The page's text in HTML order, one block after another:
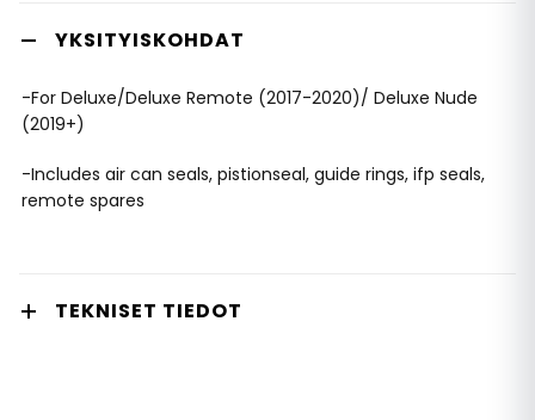
YKSITYISKOHDAT
-For Deluxe/Deluxe Remote (2017-2020)/ Deluxe Nude
(2019+)
-Includes air can seals, pistionseal, guide rings, ifp seals,
remote spares
TEKNISET TIEDOT